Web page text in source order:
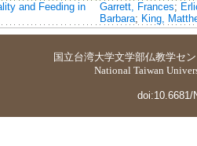
and Feeding in
Garrett, Frances;
Barbara; King,
国立台湾大学文学部仏教学セ
National Taiwan
doi:10.6681/